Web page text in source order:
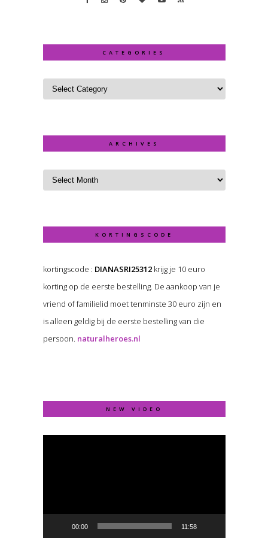
CATEGORIES
ARCHIVES
KORTINGSCODE
kortingscode : DIANASRI25312krijg je 10 euro
korting op de eerste bestelling. De aankoop van je
vriend of familielid moet tenminste 30 euro zijn en
is alleen geldig bij de eerste bestelling van die
persoon. naturalheroes.nl
NEW VIDEO
Video
00:00 11:58